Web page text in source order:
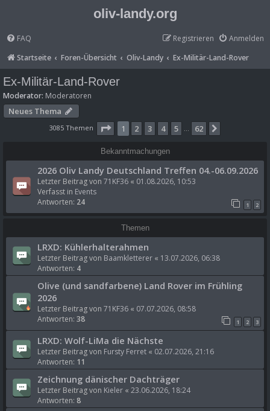
oliv-landy.org
FAQ Anmelden
Registrieren
Startseite
Foren-Übersicht Oliv-Landy Ex-Militär-Land-Rover
Ex-Militär-Land-Rover
Moderator: Moderatoren
Neues Thema
3085 Themen Seite 1von 62
1 2 3 4 5 … 62
Bekanntmachungen
2026 Oliv Landy Deutschland Treffen 04.-06.09.2026
Letzter Beitrag von 71KF36 « 01.08.2026, 10:53
Verfasst in Events
Antworten: 24 1 2
Themen
LRXD: Kühlerhalterahmen
Letzter Beitrag von Baamkletterer « 13.07.2026, 06:38
Antworten: 4
Olive (und sandfarbene) Land Rover im Frühling
2026
Letzter Beitrag von 71KF36 « 07.07.2026, 08:58
Antworten: 38 1 2 3
LRXD: Wolf-LiMa die Nächste
Letzter Beitrag von Fursty Ferret « 02.07.2026, 21:16
Antworten: 11
Zeichnung dänischer Dachträger
Letzter Beitrag von Kieler « 23.06.2026, 18:24
Antworten: 8